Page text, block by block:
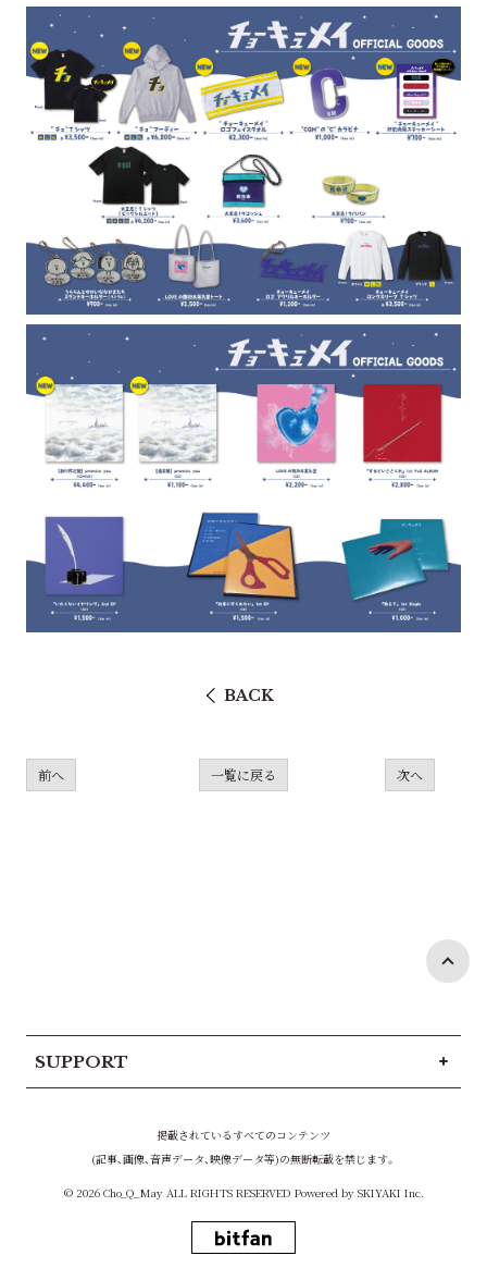
BACK
前へ 一覧に戻る 次へ
SUPPORT
掲載されているすべてのコンテンツ
(記事、画像、音声データ、映像データ等)の無断転載を禁じます。
© 2026 Cho_Q_May ALL RIGHTS RESERVED Powered by SKIYAKI Inc.